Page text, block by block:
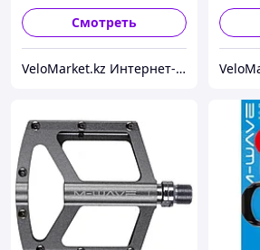
Смотреть
VeloMarket.kz Интернет-магазин